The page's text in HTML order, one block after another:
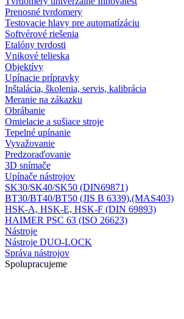
Prenosné tvrdomery
Testovacie hlavy pre automatízáciu
Softvérové riešenia
Etalóny tvrdosti
Vnikové telieska
Objektívy
Upínacie prípravky
Inštalácia, školenia, servis, kalibrácia
Meranie na zákazku
Obrábanie
Omielacie a sušiace stroje
Tepelné upínanie
Vyvažovanie
Predzoraďovanie
3D snímače
Upínače nástrojov
SK30/SK40/SK50 (DIN69871)
BT30/BT40/BT50 (JIS B 6339),(MAS403)
HSK-A, HSK-E, HSK-F (DIN 69893)
HAIMER PSC 63 (ISO 26623)
Nástroje
Nástroje DUO-LOCK
Správa nástrojov
Spolupracujeme